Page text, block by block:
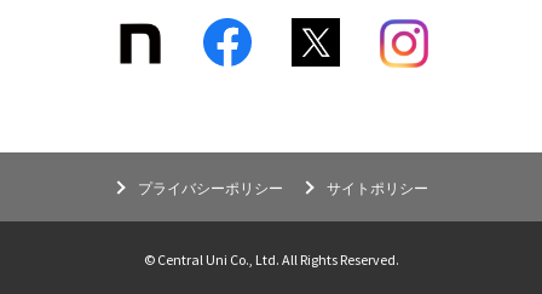
プライバシーポリシー サイトポリシー
© Central Uni Co., Ltd. All Rights Reserved.